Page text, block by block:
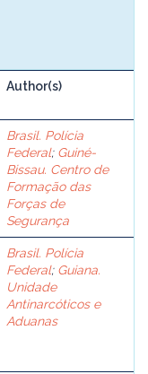
Author(s)
Brasil. Polícia
Federal; Guiné-
Bissau. Centro de
Formação das
Forças de
Segurança
Brasil. Polícia
Federal; Guiana.
Unidade
Antinarcóticos e
Aduanas